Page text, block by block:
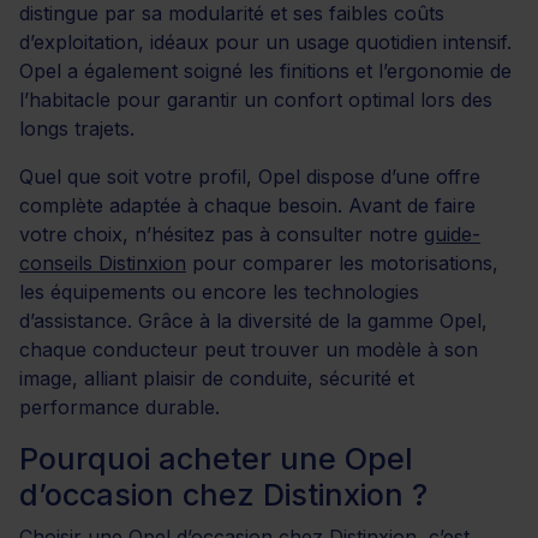
distingue par sa modularité et ses faibles coûts
d’exploitation, idéaux pour un usage quotidien intensif.
Opel a également soigné les finitions et l’ergonomie de
l’habitacle pour garantir un confort optimal lors des
longs trajets.
Quel que soit votre profil, Opel dispose d’une offre
complète adaptée à chaque besoin. Avant de faire
votre choix, n’hésitez pas à consulter notre guide-
conseils Distinxion pour comparer les motorisations,
les équipements ou encore les technologies
d’assistance. Grâce à la diversité de la gamme Opel,
chaque conducteur peut trouver un modèle à son
image, alliant plaisir de conduite, sécurité et
performance durable.
Pourquoi acheter une Opel
d’occasion chez Distinxion ?